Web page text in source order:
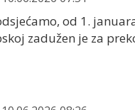
od 1.
zadužen je za